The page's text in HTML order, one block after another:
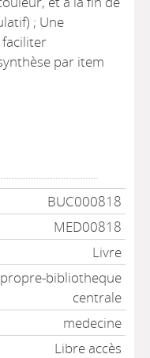
; Une
par item
BUC000818
MED00818
Livre
bibliotheque
centrale
medecine
Libre accès